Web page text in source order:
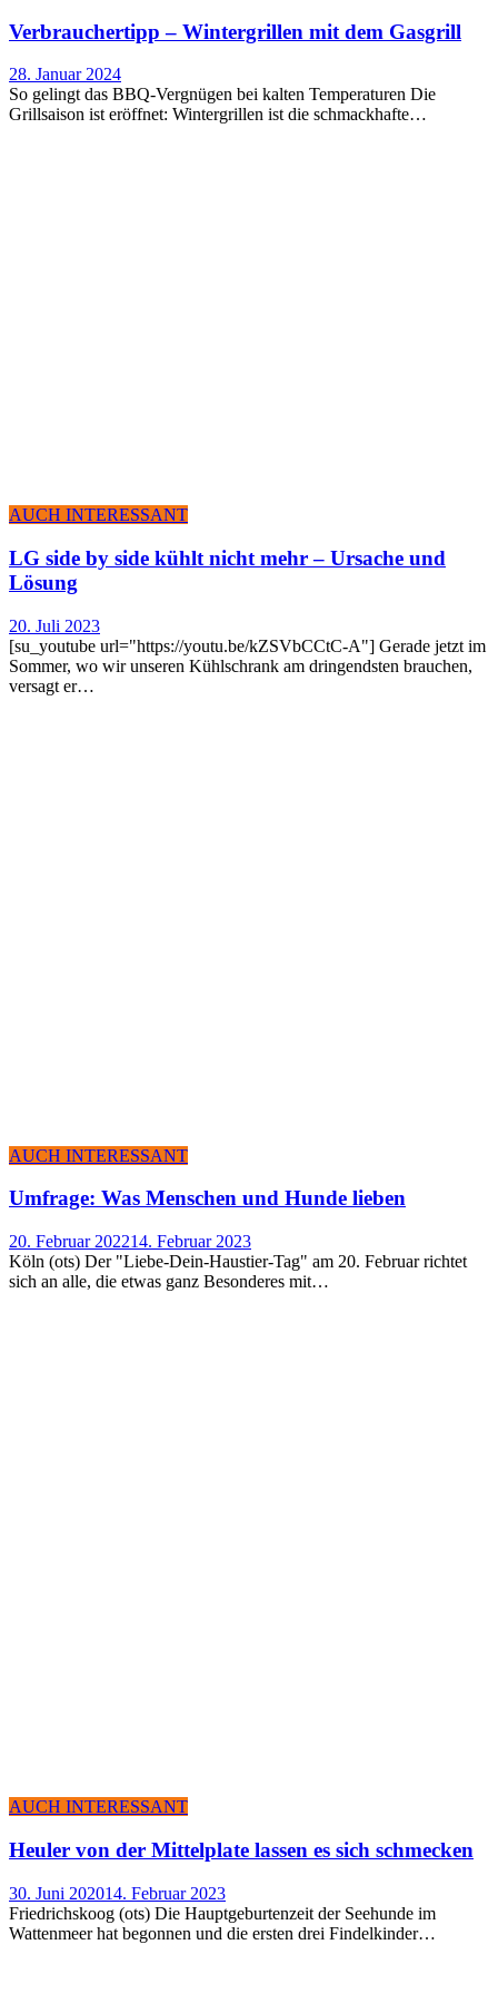
Ver­brau­cher­tipp – Win­ter­gril­len mit dem Gasgrill
28. Januar 2024
So gelingt das BBQ-Vergnügen bei kalten Temperaturen Die
Grillsaison ist eröffnet: Wintergrillen ist die schmackhafte…
AUCH INTERESSANT
LG side by side kühlt nicht mehr – Ursa­che und
Lösung
20. Juli 2023
[su_youtube url="https://youtu.be/kZSVbCCtC-A"] Gerade jetzt im
Sommer, wo wir unseren Kühlschrank am dringendsten brauchen,
versagt er…
AUCH INTERESSANT
Umfra­ge: Was Men­schen und Hun­de lieben
20. Februar 202214. Februar 2023
Köln (ots) Der "Liebe-Dein-Haustier-Tag" am 20. Februar richtet
sich an alle, die etwas ganz Besonderes mit…
AUCH INTERESSANT
Heu­ler von der Mit­tel­p­la­te las­sen es sich schmecken
30. Juni 202014. Februar 2023
Friedrichskoog (ots) Die Hauptgeburtenzeit der Seehunde im
Wattenmeer hat begonnen und die ersten drei Findelkinder…